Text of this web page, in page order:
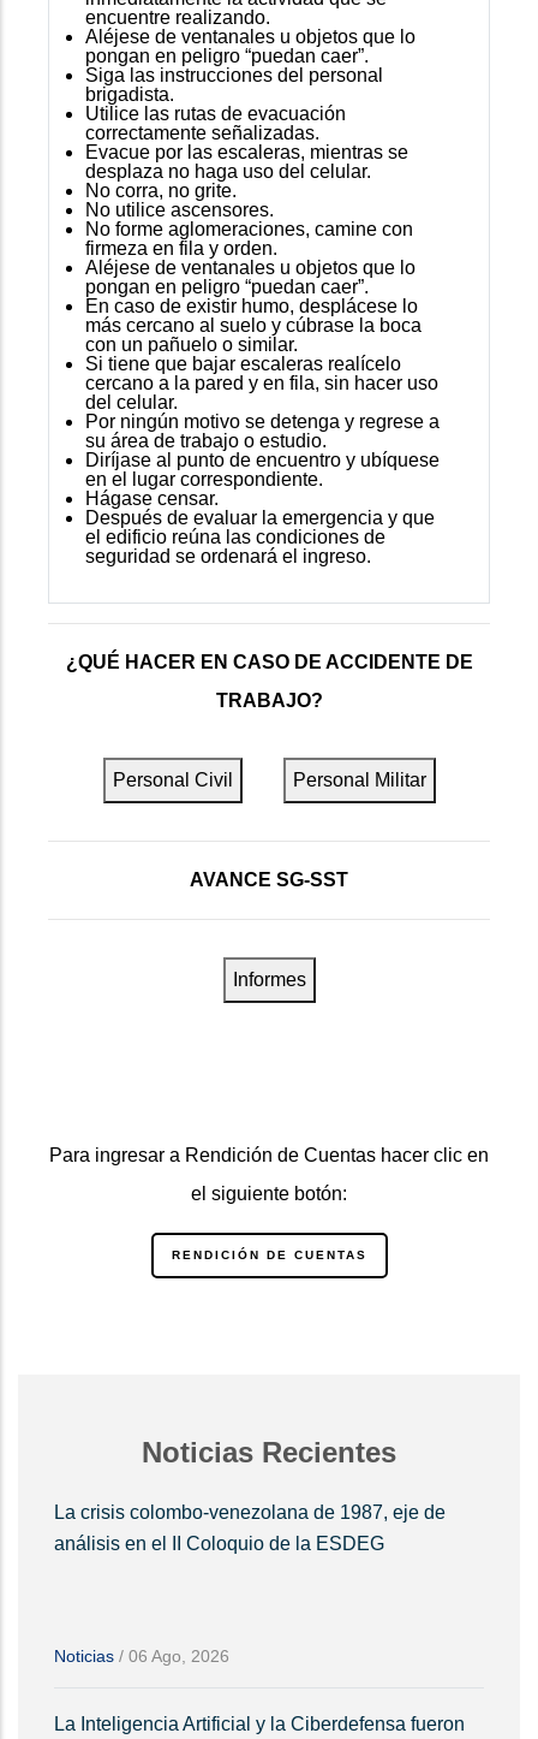
encuentre realizando.
Aléjese de ventanales u objetos que lo
pongan en peligro “puedan caer”.
Siga las instrucciones del personal
brigadista.
Utilice las rutas de evacuación
correctamente señalizadas.
Evacue por las escaleras, mientras se
desplaza no haga uso del celular.
No corra, no grite.
No utilice ascensores.
No forme aglomeraciones, camine con
firmeza en fila y orden.
Aléjese de ventanales u objetos que lo
pongan en peligro “puedan caer”.
En caso de existir humo, desplácese lo
más cercano al suelo y cúbrase la boca
con un pañuelo o similar.
Si tiene que bajar escaleras realícelo
cercano a la pared y en fila, sin hacer uso
del celular.
Por ningún motivo se detenga y regrese a
su área de trabajo o estudio.
Diríjase al punto de encuentro y ubíquese
en el lugar correspondiente.
Hágase censar.
Después de evaluar la emergencia y que
el edificio reúna las condiciones de
seguridad se ordenará el ingreso.
¿QUÉ HACER EN CASO DE ACCIDENTE DE
TRABAJO?
Personal Civil Personal Militar
AVANCE SG-SST
Informes
Para ingresar a Rendición de Cuentas hacer clic en
el siguiente botón:
RENDICIÓN DE CUENTAS
Noticias Recientes
La crisis colombo-venezolana de 1987, eje de
análisis en el II Coloquio de la ESDEG
Noticias / 06 Ago, 2026
La Inteligencia Artificial y la Ciberdefensa fueron